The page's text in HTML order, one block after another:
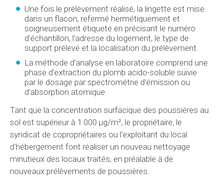
Une fois le prélèvement réalisé, la lingette est mise
dans un flacon, refermé hermétiquement et
soigneusement étiqueté en précisant le numéro
d'échantillon, l'adresse du logement, le type de
support prélevé et la localisation du prélèvement.
La méthode d’analyse en laboratoire comprend une
phase d’extraction du plomb acido-soluble suivie
par le dosage par spectrométrie d’émission ou
d’absorption atomique.
Tant que la concentration surfacique des poussières au
sol est supérieur à 1 000 µg/m², le propriétaire, le
syndicat de copropriétaires ou l'exploitant du local
d'hébergement font réaliser un nouveau nettoyage
minutieux des locaux traités, en préalable à de
nouveaux prélèvements de poussières.